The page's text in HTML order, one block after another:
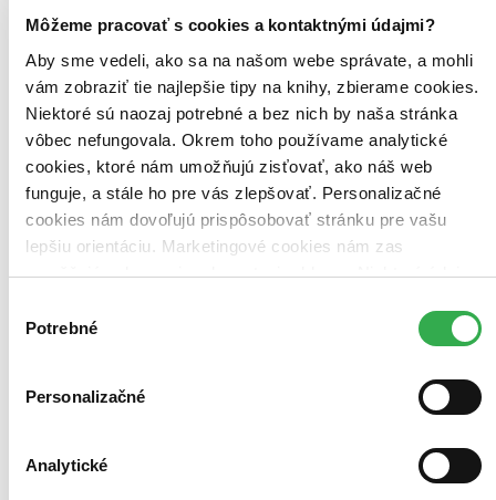
Môžeme pracovať s cookies a kontaktnými údajmi?
Aby sme vedeli, ako sa na našom webe správate, a mohli
vám zobraziť tie najlepšie tipy na knihy, zbierame cookies.
Niektoré sú naozaj potrebné a bez nich by naša stránka
vôbec nefungovala. Okrem toho používame analytické
cookies, ktoré nám umožňujú zisťovať, ako náš web
funguje, a stále ho pre vás zlepšovať. Personalizačné
cookies nám dovoľujú prispôsobovať stránku pre vašu
lepšiu orientáciu. Marketingové cookies nám zas
umožňujú zobrazenie relevantnej reklamy. Niektoré údaje
keby sme mohli používať všetky tieto cookies. Ďakujeme!
súhlasu
Potrebné
Personalizačné
Analytické
Zúžiť výber
Zoradiť
Bestsellery
Top hodnotené
Novinky
Najdrahšie
Najlacnejšie
Najvyššia zľava
Použité filtre